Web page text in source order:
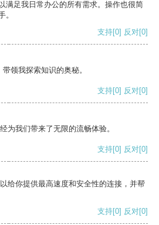
满足我日常办公的所有需求。操作也很简
。
支持[0] 反对[0]
领我探索知识的奥秘。
支持[0] 反对[0]
为我们带来了无限的流畅体验。
支持[0] 反对[0]
给你提供最高速度和安全性的连接，并帮
支持[0] 反对[0]